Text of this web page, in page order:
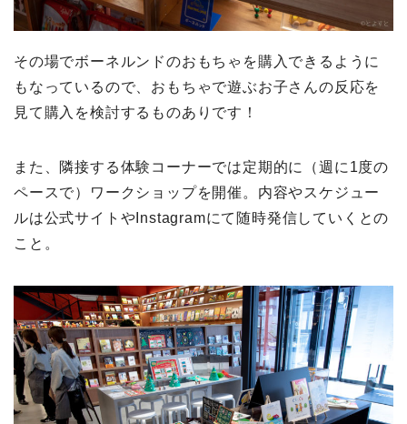
その場でボーネルンドのおもちゃを購入できるように
もなっているので、おもちゃで遊ぶお子さんの反応を
見て購入を検討するものありです！
また、隣接する体験コーナーでは定期的に（週に1度の
ペースで）ワークショップを開催。内容やスケジュー
ルは公式サイトやInstagramにて随時発信していくとの
こと。